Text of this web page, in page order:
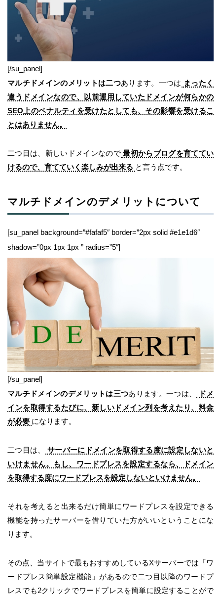
[/su_panel]
マルチドメインのメリットは二つあります。一つは まったく
違うドメインなので、以前運用していたドメインが何らかの
SEO上のペナルティを受けたとしても、その影響を受けるこ
とはありません。
二つ目は、新しいドメインなので 最初からブログを育ててい
けるので、育てていく楽しみが出来る と言う点です。
マルチドメインのデメリットについて
[su_panel background=”#fafaf5″ border=”2px solid #e1e1d6″
shadow=”0px 1px 1px ” radius=”5″]
[/su_panel]
マルチドメインのデメリットは三つあります。一つは、
ドメ
インを取得するたびに、新しいドメイン列を考えたり、料金
が必要 になります。
二つ目は、
サーバーにドメインを取得する度に設定しないと
いけません。もし、ワードプレスを設定するなら、ドメイン
を取得する度にワードプレスを設定しないといけません。
それを考えると出来るだけ簡単にワードプレスを設定できる
機能を持ったサーバーを借りていた方がいいということにな
ります。
その点、当サイトで最もおすすめしているXサーバーでは「ワ
ードプレス簡単設定機能」があるので二つ目以降のワードプ
レスでも2クリックでワードプレスを簡単に設定することがで